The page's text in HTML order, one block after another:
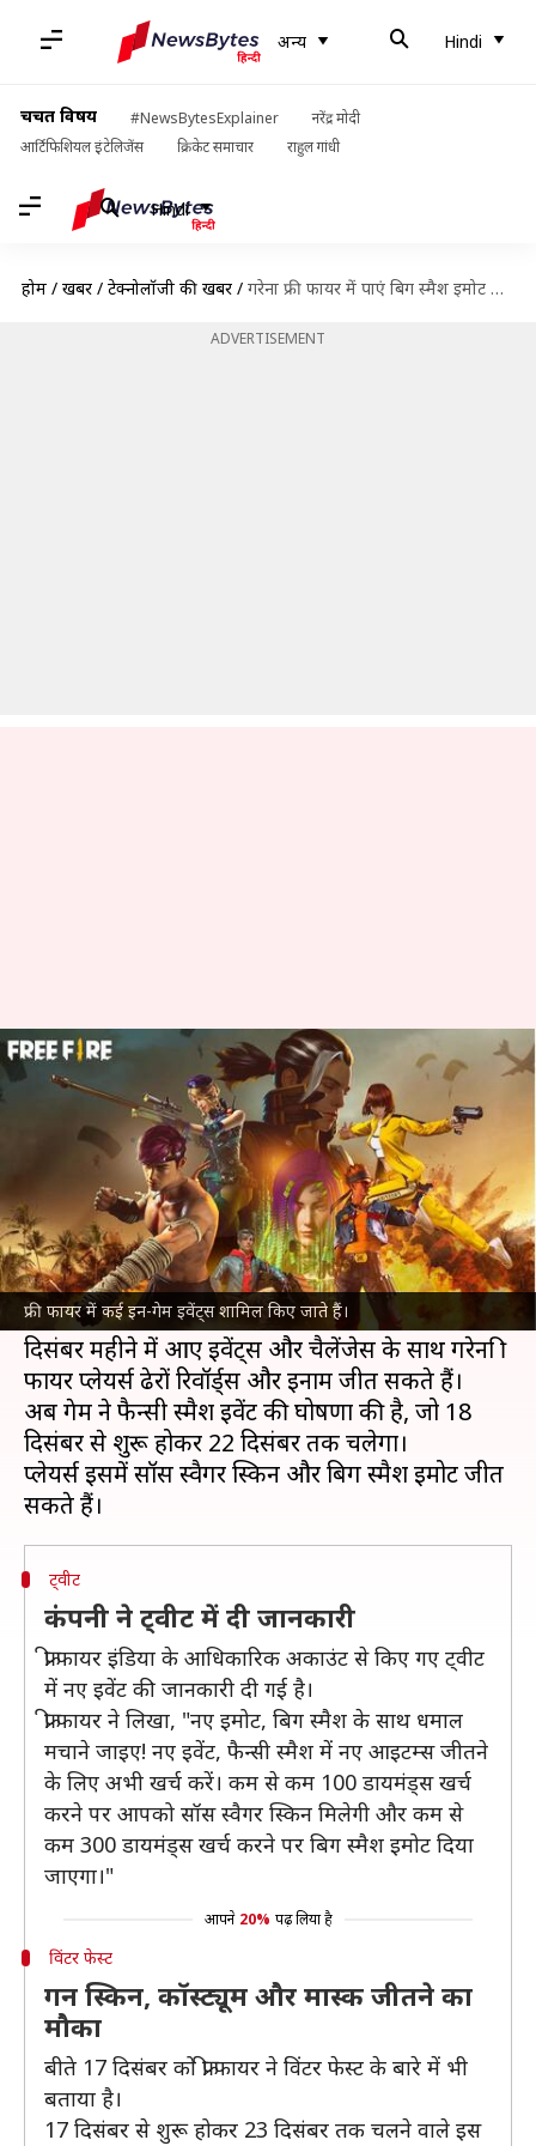
अन्य Hindi
चर्चित विषय #NewsBytesExplainer
नरेंद्र मोदी
आर्टिफिशियल इंटेलिजेंस
क्रिकेट समाचार राहुल गांधी
Hindi
होम / खबरें / टेक्नोलॉजी की खबरें / गरेना फ्री फायर में पाएं बिग स्मैश इमोट और सॉस स्वैगर स्किन, यह है तरीका
ADVERTISEMENT
फ्री फायर में कई इन-गेम इवेंट्स शामिल किए जाते हैं।
गरेना फ्री फायर में पाएं बिग स्मैश इमोट
और सॉस स्वैगर स्किन, यह है तरीका
प्राणेश तिवारी Dec 19, 2021 12:13 pm
क्या है खबर?
बैटल रॉयल गेम गरेनाफ्री फायरमें अक्सर कई इवेंट्स और
ऑफर्स मिलते हैं, जिससे प्लेयर्स को गेमिंग में मजा आता
रहे।
दिसंबर महीने में आए इवेंट्स और चैलेंजेस के साथ गरेना फ्री
फायर प्लेयर्स ढेरों रिवॉर्ड्स और इनाम जीत सकते हैं।
अब गेम ने फैन्सी स्मैश इवेंट की घोषणा की है, जो 18
दिसंबर से शुरू होकर 22 दिसंबर तक चलेगा।
प्लेयर्स इसमें सॉस स्वैगर स्किन और बिग स्मैश इमोट जीत
ट्वीट
कंपनी ने ट्वीट में दी जानकारी
फ्री फायर इंडिया के आधिकारिक अकाउंट से किए गए ट्वीट
में नए इवेंट की जानकारी दी गई है।
फ्री फायर ने लिखा, "नए इमोट, बिग स्मैश के साथ धमाल
मचाने जाइए! नए इवेंट, फैन्सी स्मैश में नए आइटम्स जीतने
के लिए अभी खर्च करें। कम से कम 100 डायमंड्स खर्च
करने पर आपको सॉस स्वैगर स्किन मिलेगी और कम से
कम 300 डायमंड्स खर्च करने पर बिग स्मैश इमोट दिया
जाएगा।"
आपने 20% पढ़ लिया है
विंटर फेस्ट
गन स्किन, कॉस्ट्यूम और मास्क जीतने का
मौका
बीते 17 दिसंबर को फ्री फायर ने विंटर फेस्ट के बारे में भी
बताया है।
17 दिसंबर से शुरू होकर 23 दिसंबर तक चलने वाले इस